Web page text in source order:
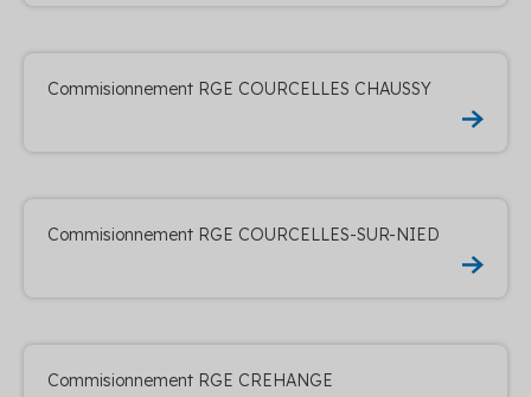
Commisionnement RGE COURCELLES CHAUSSY
Commisionnement RGE COURCELLES-SUR-NIED
Commisionnement RGE CREHANGE